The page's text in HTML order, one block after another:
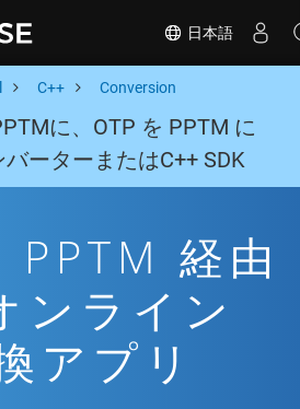
日本語
C++ Conversion
に、OTP を PPTM に
ーターまたはC++ SDK
PPTM 経由
ンライン
アプリ